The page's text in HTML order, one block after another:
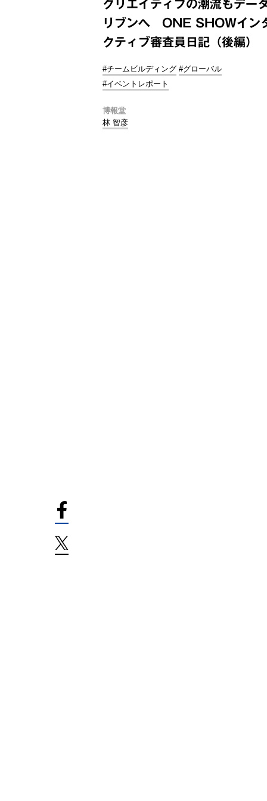
クリエイティブの潮流もデー
リブンへ ONE SHOWイン
クティブ審査員日記（後編）
#チームビルディング #グローバル
#イベントレポート
博報堂
林 智彦